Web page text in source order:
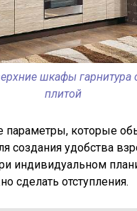
шкафы гарнитура
плитой
параметры, которые
создания удобства
индивидуальном
сделать отступления.